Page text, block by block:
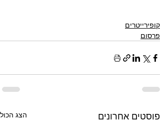
קופירייטרים
פרסום
פוסטים אחרונים הצג הכול